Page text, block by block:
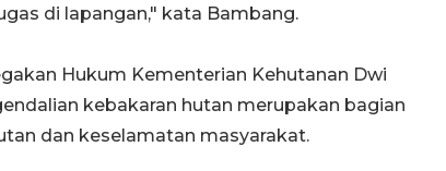
di lapangan," kata Bambang.
Hukum Kementerian Kehutanan Dwi
kebakaran hutan merupakan bagian
dan keselamatan masyarakat.